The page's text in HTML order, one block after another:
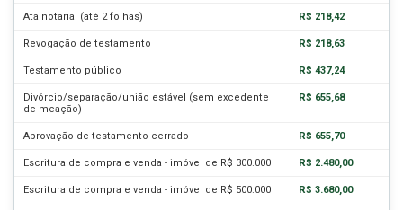
Ata notarial (até 2 folhas) R$ 218,42
Revogação de testamento R$ 218,63
Testamento público R$ 437,24
Divórcio/separação/união estável (sem excedente
de meação)
R$ 655,68
Aprovação de testamento cerrado R$ 655,70
Escritura de compra e venda - imóvel de R$ 300.000 R$ 2.480,00
Escritura de compra e venda - imóvel de R$ 500.000 R$ 3.680,00